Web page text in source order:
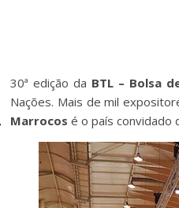
30ª edição da BTL – Bolsa
Nações. Mais de mil
Marrocos é o país convidado